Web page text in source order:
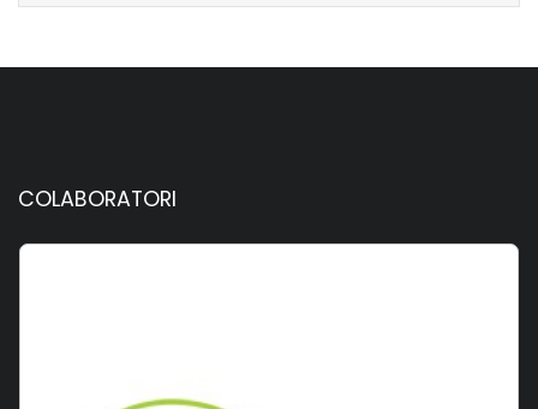
COLABORATORI